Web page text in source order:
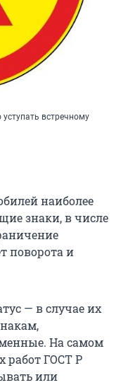
встречному
наиболее
знаки, в числе
поворота и
— в случае их
На самом
работ ГОСТ Р
или